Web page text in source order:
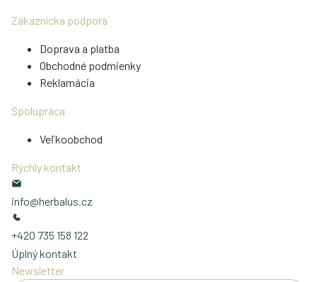
Zákaznícka podpora
Doprava a platba
Obchodné podmienky
Reklamácia
Spolupráca
Veľkoobchod
Rýchly kontakt
info@herbalus.cz
+420 735 158 122
Úplný kontakt
Newsletter